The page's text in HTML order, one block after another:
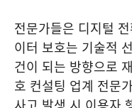
전문가들은 디지털
이터 보호는 기술적
건이 되는 방향으로
호 컨설팅 업계 전문